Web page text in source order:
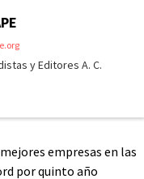
y Editores A. C.
empresas en las
por quinto año